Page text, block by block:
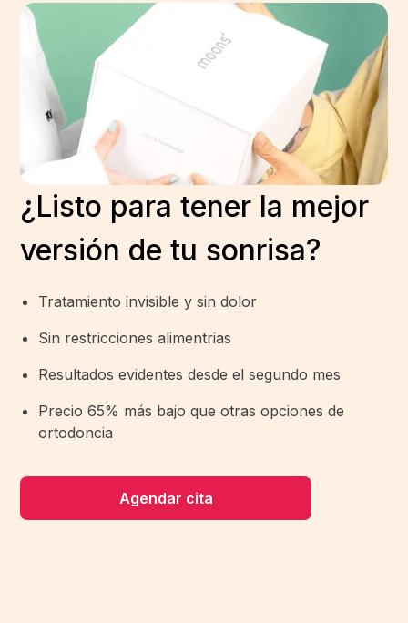
¿Listo para tener la mejor
versión de tu sonrisa?
Tratamiento invisible y sin dolor
Sin restricciones alimentrias
Resultados evidentes desde el segundo mes
Precio 65% más bajo que otras opciones de
ortodoncia
Agendar cita